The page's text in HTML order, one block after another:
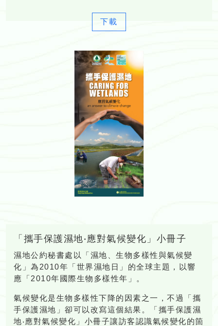
下載
「攜手保護濕地‧應對氣候變化」小冊子
濕地公約秘書處以「濕地、生物多樣性與氣候變
化」為2010年「世界濕地日」的全球主題，以響
應「2010年國際生物多樣性年」。
氣候變化是生物多樣性下降的因素之一，不過「攜
手保護濕地」卻可以改寫這個結果。「攜手保護濕
地‧應對氣候變化」小冊子讓訪客認識氣候變化的箇